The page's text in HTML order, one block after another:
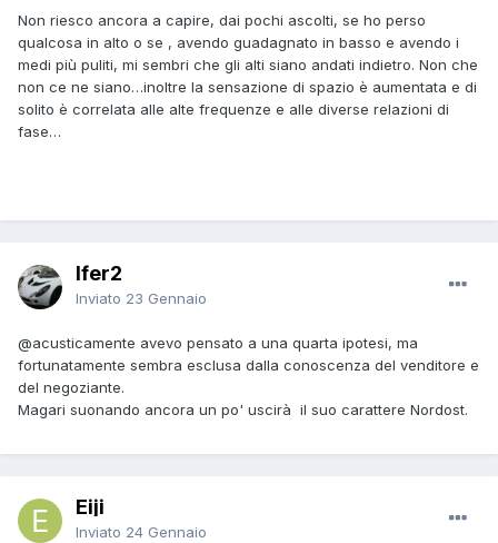
Non riesco ancora a capire, dai pochi ascolti, se ho perso
qualcosa in alto o se , avendo guadagnato in basso e avendo i
medi più puliti, mi sembri che gli alti siano andati indietro. Non che
non ce ne siano…inoltre la sensazione di spazio è aumentata e di
solito è correlata alle alte frequenze e alle diverse relazioni di
fase…
Ifer2
Inviato 23 Gennaio
@acusticamente avevo pensato a una quarta ipotesi, ma
fortunatamente sembra esclusa dalla conoscenza del venditore e
del negoziante.
Magari suonando ancora un po' uscirà il suo carattere Nordost.
Eiji
Inviato 24 Gennaio